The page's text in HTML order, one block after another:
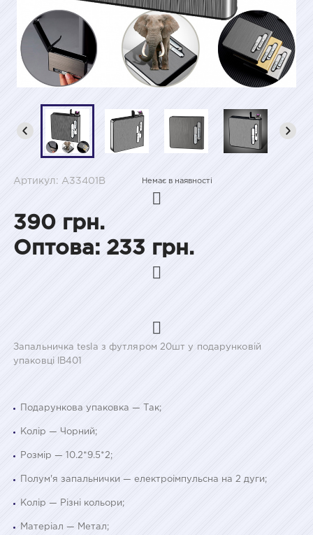
Артикул: A33401B Немає в наявності
390 грн.
Оптова: 233 грн.
Запальничка tesla з футляром 20шт у подарунковій
упаковці lB401
Подарункова упаковка — Так;
Колір — Чорний;
Розмір — 10.2*9.5*2;
Полум'я запальнички — електроімпульсна на 2 дуги;
Колір — Різні кольори;
Матеріал — Метал;